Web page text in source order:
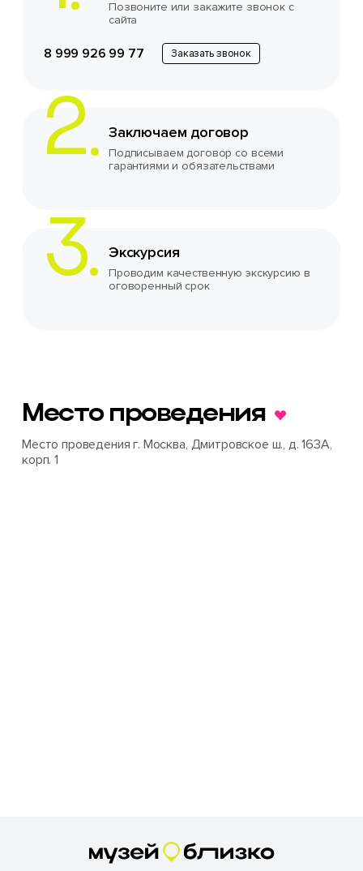
Позвоните или закажите звонок с
сайта
8 999 926 99 77 Заказать звонок
Заключаем договор
Подписываем договор со всеми
гарантиями и обязательствами
Экскурсия
Проводим качественную экскурсию в
оговоренный срок
Место проведения
Место проведения г. Москва, Дмитровское ш., д. 163А,
корп. 1